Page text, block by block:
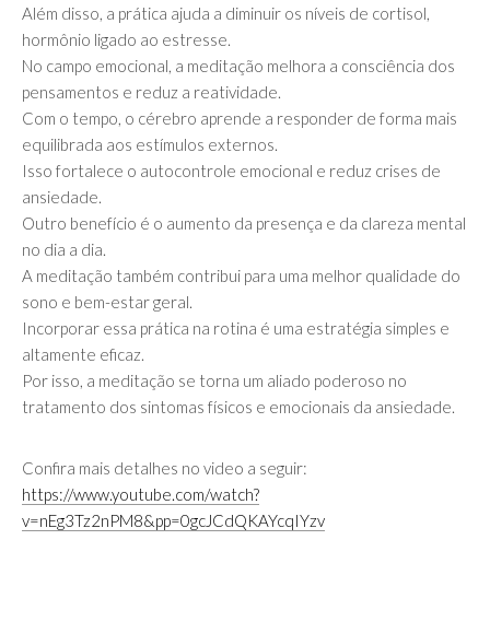
Além disso, a prática ajuda a diminuir os níveis de cortisol,
hormônio ligado ao estresse.
No campo emocional, a meditação melhora a consciência dos
pensamentos e reduz a reatividade.
Com o tempo, o cérebro aprende a responder de forma mais
equilibrada aos estímulos externos.
Isso fortalece o autocontrole emocional e reduz crises de
ansiedade.
Outro benefício é o aumento da presença e da clareza mental
no dia a dia.
A meditação também contribui para uma melhor qualidade do
sono e bem-estar geral.
Incorporar essa prática na rotina é uma estratégia simples e
altamente eficaz.
Por isso, a meditação se torna um aliado poderoso no
tratamento dos sintomas físicos e emocionais da ansiedade.
Confira mais detalhes no video a seguir:
https://www.youtube.com/watch?
v=nEg3Tz2nPM8&pp=0gcJCdQKAYcqIYzv